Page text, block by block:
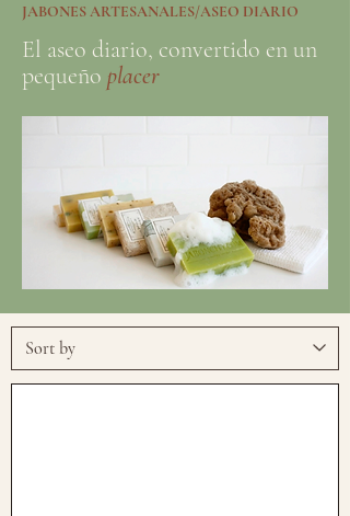
JABONES ARTESANALES/ASEO DIARIO
El aseo diario, convertido en un
pequeño placer